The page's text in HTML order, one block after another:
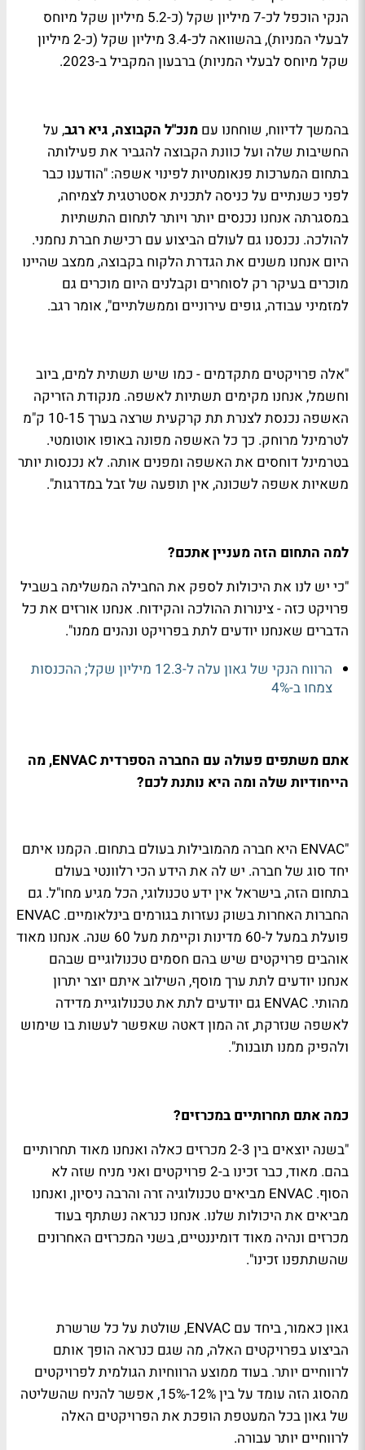
הנקי הוכפל לכ-7 מיליון שקל (כ-5.2 מיליון שקל מיוחס
לבעלי המניות), בהשוואה לכ-3.4 מיליון שקל (כ-2 מיליון
שקל מיוחס לבעלי המניות) ברבעון המקביל ב-2023.
בהמשך לדיווח, שוחחנו עם מנכ"ל הקבוצה, גיא רגב, על
החשיבות שלה ועל כוונת הקבוצה להגביר את פעילותה
בתחום המערכות פנאומטיות לפינוי אשפה: "הודענו כבר
לפני כשנתיים על כניסה לתכנית אסטרטגית לצמיחה,
במסגרתה אנחנו נכנסים יותר ויותר לתחום התשתיות
להולכה. נכנסנו גם לעולם הביצוע עם רכישת חברת נחמני.
היום אנחנו משנים את הגדרת הלקוח בקבוצה, ממצב שהיינו
מוכרים בעיקר רק לסוחרים וקבלנים היום מוכרים גם
למזמיני עבודה, גופים עירוניים וממשלתיים", אומר רגב.
"אלה פרויקטים מתקדמים - כמו שיש תשתית למים, ביוב
וחשמל, אנחנו מקימים תשתיות לאשפה. מנקודת הזריקה
האשפה נכנסת לצנרת תת קרקעית שרצה בערך 10-15 ק"מ
לטרמינל מרוחק. כך כל האשפה מפונה באופו אוטומטי.
בטרמינל דוחסים את האשפה ומפנים אותה. לא נכנסות יותר
משאיות אשפה לשכונה, אין תופעה של זבל במדרגות".
למה התחום הזה מעניין אתכם?
"כי יש לנו את היכולות לספק את החבילה המשלימה בשביל
פרויקט כזה - צינורות ההולכה והקידוח. אנחנו אורזים את כל
הדברים שאנחנו יודעים לתת בפרויקט ונהנים ממנו".
הרווח הנקי של גאון עלה ל-12.3 מיליון שקל; ההכנסות
צמחו ב-4%
אתם משתפים פעולה עם החברה הספרדית ENVAC, מה
הייחודיות שלה ומה היא נותנת לכם?
"ENVAC היא חברה מהמובילות בעולם בתחום. הקמנו איתם
יחד סוג של חברה. יש לה את הידע הכי רלוונטי בעולם
בתחום הזה, בישראל אין ידע טכנולוגי, הכל מגיע מחו"ל. גם
החברות האחרות בשוק נעזרות בגורמים בינלאומיים. ENVAC
פועלת במעל ל-60 מדינות וקיימת מעל 60 שנה. אנחנו מאוד
אוהבים פרויקטים שיש בהם חסמים טכנולוגיים שבהם
אנחנו יודעים לתת ערך מוסף, השילוב איתם יוצר יתרון
מהותי. ENVAC גם יודעים לתת את טכנולוגיית מדידה
לאשפה שנזרקת, זה המון דאטה שאפשר לעשות בו שימוש
ולהפיק ממנו תובנות".
כמה אתם תחרותיים במכרזים?
"בשנה יוצאים בין 2-3 מכרזים כאלה ואנחנו מאוד תחרותיים
בהם. מאוד, כבר זכינו ב-2 פרויקטים ואני מניח שזה לא
הסוף. ENVAC מביאים טכנולוגיה זרה והרבה ניסיון, ואנחנו
מביאים את היכולות שלנו. אנחנו כנראה נשתתף בעוד
מכרזים ונהיה מאוד דומיננטיים, בשני המכרזים האחרונים
שהשתתפנו זכינו".
גאון כאמור, ביחד עם ENVAC, שולטת על כל שרשרת
הביצוע בפרויקטים האלה, מה שגם כנראה הופך אותם
לרווחיים יותר. בעוד ממוצע הרווחיות הגולמית לפרויקטים
מהסוג הזה עומד על בין 12%-15%, אפשר להניח שהשליטה
של גאון בכל המעטפת הופכת את הפרויקטים האלה
לרווחיים יותר עבורה.